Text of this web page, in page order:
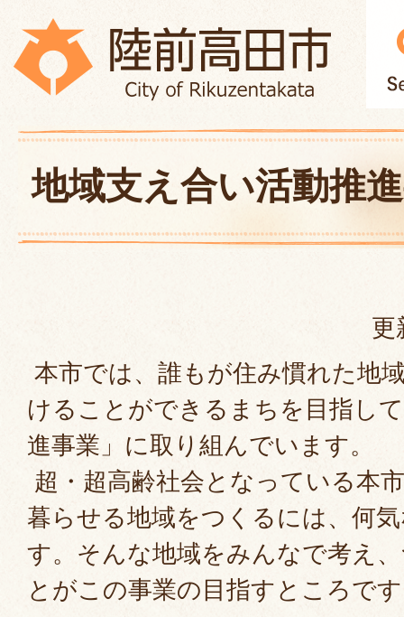
地域支え合い活動推
更
本市では、誰もが住み慣れた地
けることができるまちを目指し
進事業」に取り組んでいます。
超・超高齢社会となっている本
暮らせる地域をつくるには、何
す。そんな地域をみんなで考え
とがこの事業の目指すところで